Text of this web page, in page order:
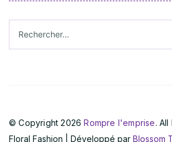
© Copyright 2026Rompre l'emprise.
Floral Fashion | Développé par Blossom